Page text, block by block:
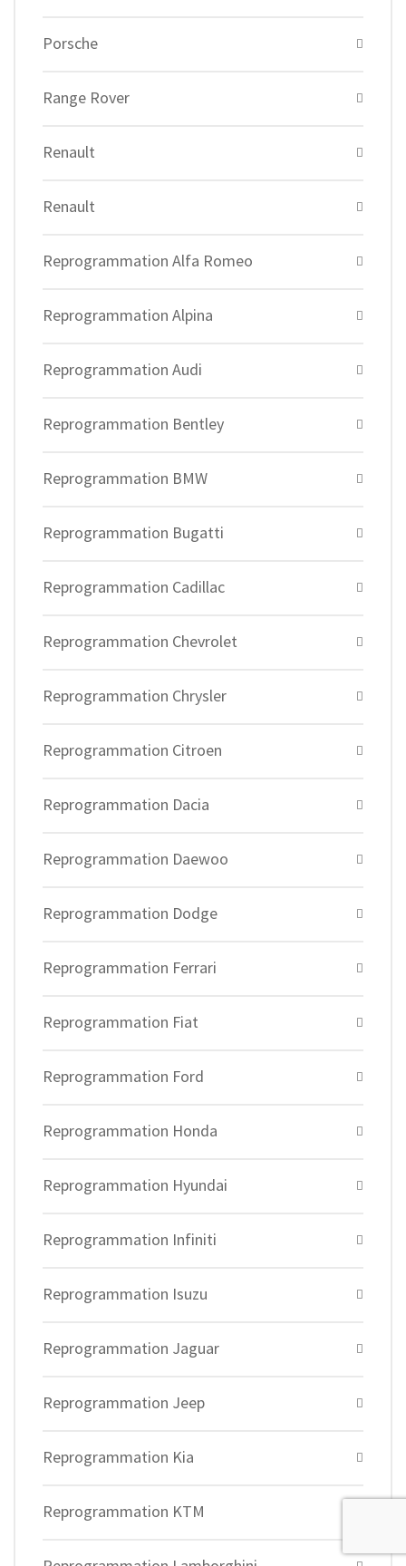
Porsche
Range Rover
Renault
Renault
Reprogrammation Alfa Romeo
Reprogrammation Alpina
Reprogrammation Audi
Reprogrammation Bentley
Reprogrammation BMW
Reprogrammation Bugatti
Reprogrammation Cadillac
Reprogrammation Chevrolet
Reprogrammation Chrysler
Reprogrammation Citroen
Reprogrammation Dacia
Reprogrammation Daewoo
Reprogrammation Dodge
Reprogrammation Ferrari
Reprogrammation Fiat
Reprogrammation Ford
Reprogrammation Honda
Reprogrammation Hyundai
Reprogrammation Infiniti
Reprogrammation Isuzu
Reprogrammation Jaguar
Reprogrammation Jeep
Reprogrammation Kia
Reprogrammation KTM